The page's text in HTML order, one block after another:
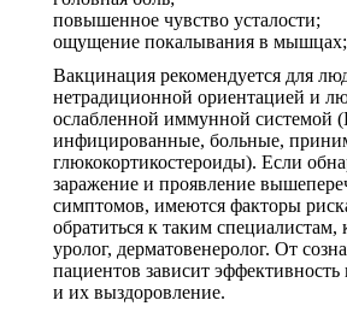
повышенное чувство усталости;
ощущение покалывания в мышцах;
Вакцинация рекомендуется для
нетрадиционной ориентацией и
ослабленной иммунной системой
инфицированные, больные,
глюкокортикостероиды). Если
заражение и проявление
симптомов, имеются факторы
обратиться к таким специалистам,
уролог, дерматовенеролог. От
пациентов зависит
и их выздоровление.